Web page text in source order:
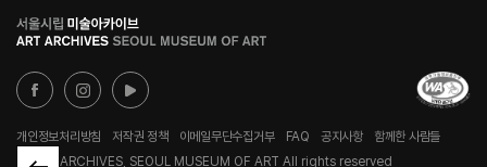
로
고
개인정보처리방침 저작권 정책 이메일무단수집거부 FAQ 공지사항
함께한 사람들
© ART ARCHIVES, SEOUL MUSEUM OF ART All rights reserved